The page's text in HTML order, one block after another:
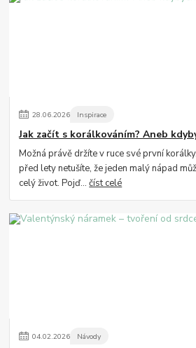
28.06.2026 Inspirace
Jak začít s korálkováním? Aneb
Možná právě držíte v ruce své první
před lety netušíte, že jeden malý nápad
celý život. Pojď...číst celé
04.02.2026 Návody